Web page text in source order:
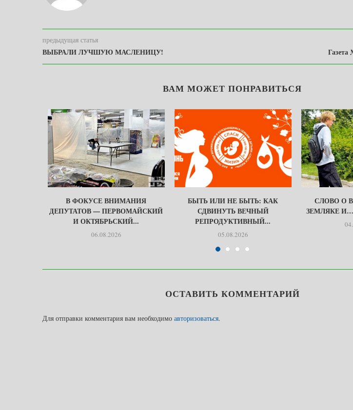
предыдущая статья
ВЫБРАЛИ ЛУЧШУЮ МАСЛЕНИЦУ! Газета
ВАМ МОЖЕТ ПОНРАВИТЬСЯ
В ФОКУСЕ ВНИМАНИЯ
ДЕПУТАТОВ — ПЕРВОМАЙСКИЙ
И ОКТЯБРЬСКИЙ...
06.08.2026
БЫТЬ ИЛИ НЕ БЫТЬ: КАК
СДВИНУТЬ ВЕЧНЫЙ
РЕПРОДУКТИВНЫЙ...
05.08.2026
СЛОВО О
ЗЕМЛЯКЕ
ОСТАВИТЬ КОММЕНТАРИЙ
Для отправки комментария вам необходимо авторизоваться.